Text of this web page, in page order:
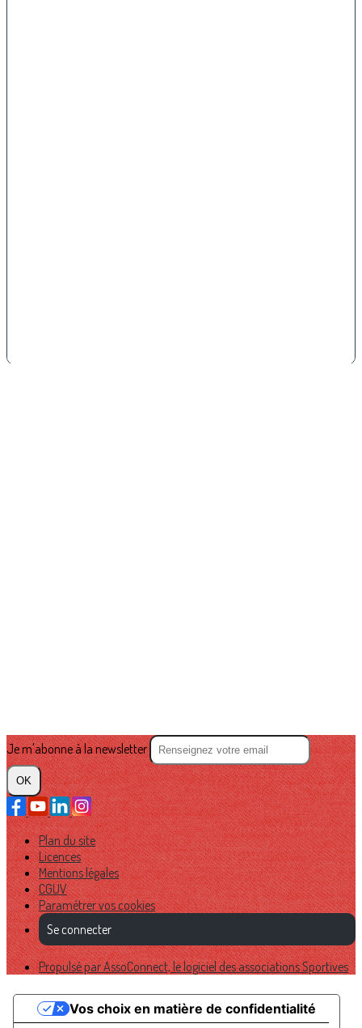
Je m'abonne à la newsletter
OK
Plan du site
Licences
Mentions légales
CGUV
Paramétrer vos cookies
Se connecter
Propulsé par AssoConnect, le logiciel des associations Sportives
Vos choix en matière de confidentialité